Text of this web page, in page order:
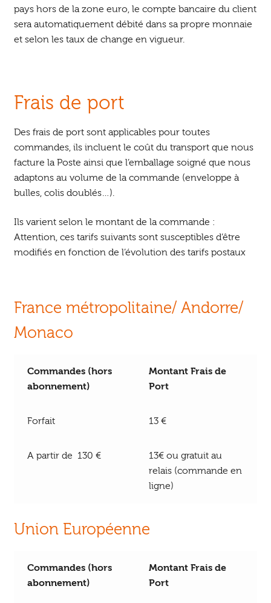
pays hors de la zone euro, le compte bancaire du client
sera automatiquement débité dans sa propre monnaie
et selon les taux de change en vigueur.
Frais de port
Des frais de port sont applicables pour toutes
commandes, ils incluent le coût du transport que nous
facture la Poste ainsi que l’emballage soigné que nous
adaptons au volume de la commande (enveloppe à
bulles, colis doublés…).
Ils varient selon le montant de la commande :
Attention, ces tarifs suivants sont susceptibles d’être
modifiés en fonction de l’évolution des tarifs postaux
France métropolitaine/ Andorre/
Monaco
Commandes (hors
abonnement)
Montant Frais de
Port
Forfait 13 €
A partir de 130 €
13€ ou gratuit au
relais (commande en
ligne)
Union Européenne
Commandes (hors
abonnement)
Montant Frais de
Port